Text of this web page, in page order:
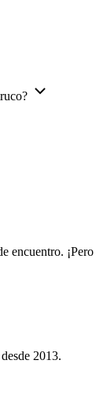
encuentro. ¡Pero
2013.